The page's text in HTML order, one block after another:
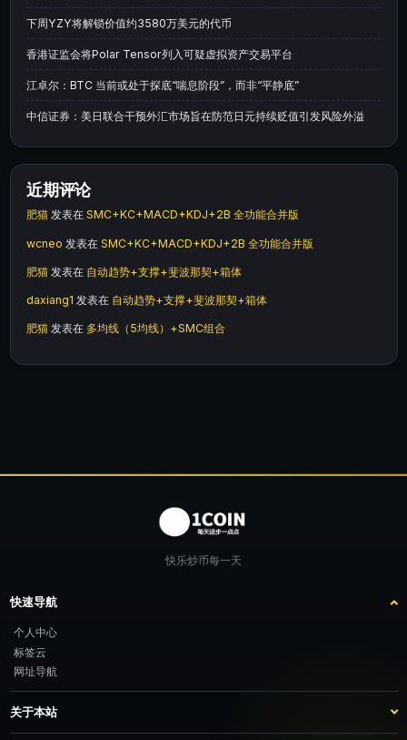
下周YZY将解锁价值约3580万美元的代币
香港证监会将Polar Tensor列入可疑虚拟资产交易平台
江卓尔：BTC 当前或处于探底“喘息阶段”，而非“平静底”
中信证券：美日联合干预外汇市场旨在防范日元持续贬值引发风险外溢
近期评论
肥猫 发表在 SMC+KC+MACD+KDJ+2B 全功能合并版
wcneo 发表在 SMC+KC+MACD+KDJ+2B 全功能合并版
肥猫 发表在 自动趋势+支撑+斐波那契+箱体
daxiang1 发表在 自动趋势+支撑+斐波那契+箱体
肥猫 发表在 多均线（5均线）+SMC组合
快乐炒币每一天
快速导航
个人中心
标签云
网址导航
关于本站
站点介绍